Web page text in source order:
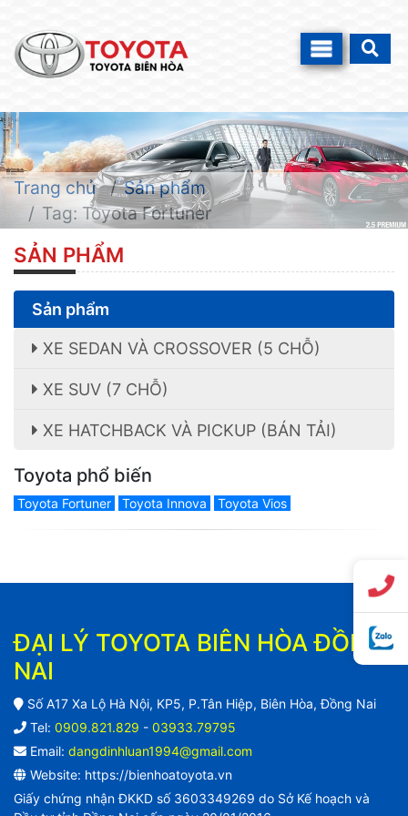
Trang chủ
Sản phẩm
Tag: Toyota Fortuner
SẢN PHẨM
Sản phẩm
XE SEDAN VÀ CROSSOVER (5 CHỖ)
XE SUV (7 CHỖ)
XE HATCHBACK VÀ PICKUP (BÁN TẢI)
Toyota phổ biến
Toyota Fortuner Toyota Innova Toyota Vios
ĐẠI LÝ TOYOTA BIÊN HÒA ĐỒNG
NAI
Số A17 Xa Lộ Hà Nội, KP5, P.Tân Hiệp, Biên Hòa, Đồng Nai
Tel: 0909.821.829 - 03933.79795
Email: dangdinhluan1994@gmail.com
Website: https://bienhoatoyota.vn
Giấy chứng nhận ĐKKD số 3603349269 do Sở Kế hoạch và